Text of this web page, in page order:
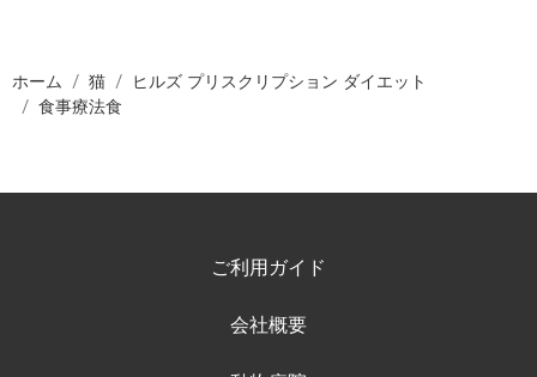
ホーム 猫
ヒルズ プリスクリプション ダイエット
食事療法食
ご利用ガイド
会社概要